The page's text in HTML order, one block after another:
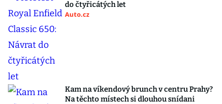
do čtyřicátých let
Auto.cz
Kam na víkendový brunch v centru Prahy?
Na těchto místech si dlouhou snídani